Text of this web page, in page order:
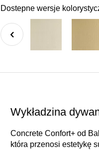
Dostepne wersje
Wykładzina
Concrete Confort+ od
która przenosi estetykę